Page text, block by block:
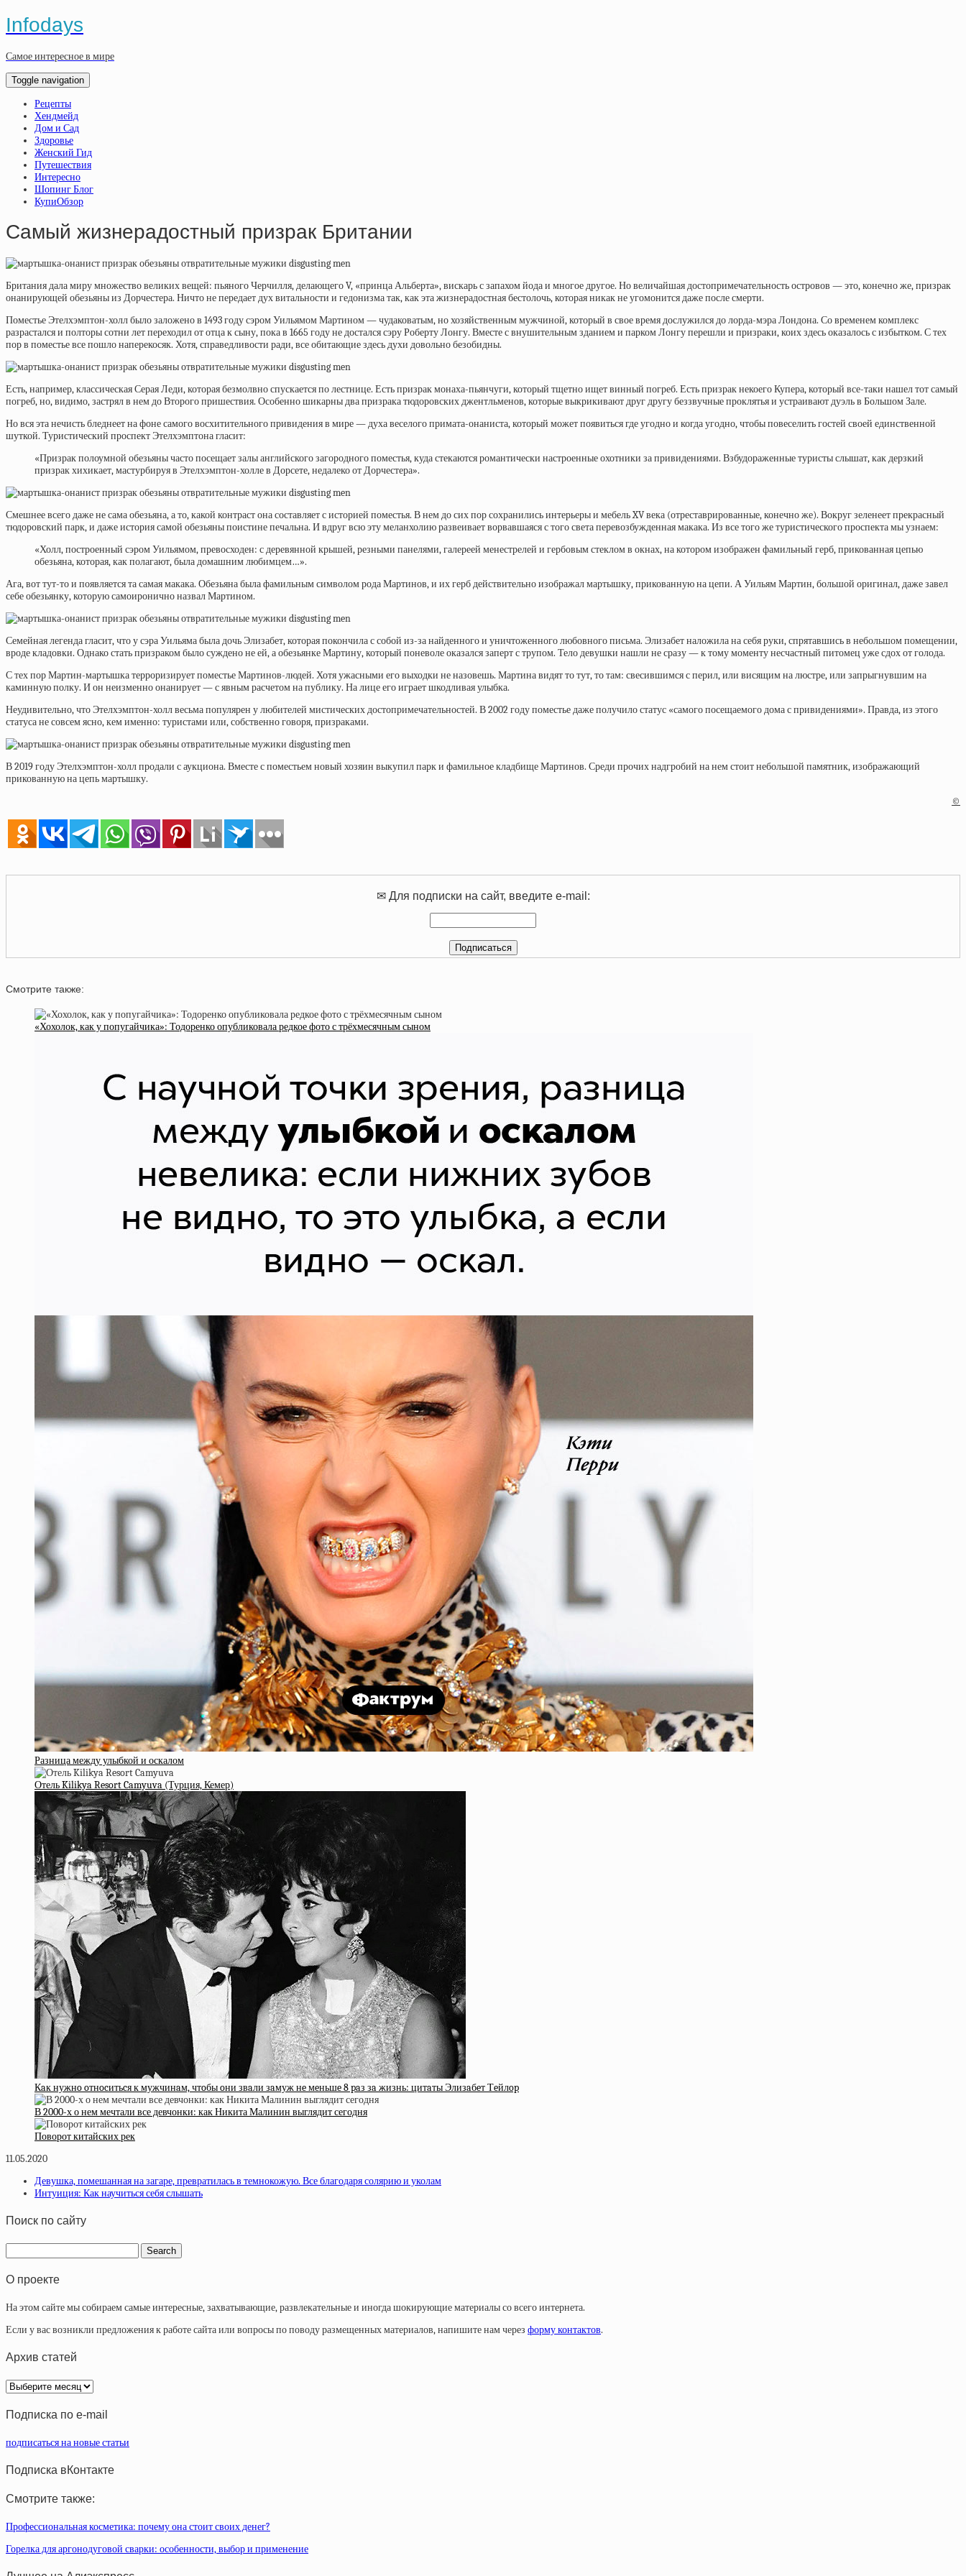
Infodays
Самое интересное в мире
Toggle navigation
Рецепты
Хендмейд
Дом и Сад
Здоровье
Женский Гид
Путешествия
Интересно
Шопинг Блог
КупиОбзор
Cамый жизнерадостный призрак Британии
Британия дала миру множество великих вещей: пьяного Черчилля, делающего V, «принца Альберта», вискарь с запахом йода и многое другое. Но величайшая достопримечательность островов — это, конечно же, призрак
онанирующей обезьяны из Дорчестера. Ничто не передает дух витальности и гедонизма так, как эта жизнерадостная бестолочь, которая никак не угомонится даже после смерти.
Поместье Этелхэмптон-холл было заложено в 1493 году сэром Уильямом Мартином — чудаковатым, но хозяйственным мужчиной, который в свое время дослужился долорда-мэра Лондона. Со временем комплекс
разрастался и полторы сотни лет переходил от отца к сыну, пока в 1665 году не достался сэру Роберту Лонгу. Вместе с внушительным зданием и парком Лонгу перешли и призраки, коих здесь оказалось с избытком. С тех
пор в поместье все пошло наперекосяк. Хотя, справедливости ради, все обитающие здесь духи довольно безобидны.
Есть, например, классическая Серая Леди, которая безмолвно спускается по лестнице. Есть призрак монаха-пьянчуги, который тщетно ищет винный погреб. Есть призрак некоего Купера, который все-таки нашел тот самый
погреб, но, видимо, застрял в нем до Второго пришествия. Особенно шикарны два призрака тюдоровских джентльменов, которые выкрикивают друг другу беззвучные проклятья и устраивают дуэль в Большом Зале.
Но вся эта нечисть бледнеет на фоне самого восхитительного привидения в мире — духа веселого примата-онаниста, который может появиться где угодно и когда угодно, чтобы повеселить гостей своей единственной
шуткой. Туристический проспект Этелхэмптонагласит:
«Призрак полоумной обезьяны часто посещает залы английского загородного поместья, куда стекаются романтически настроенные охотники за привидениями. Взбудораженные туристы слышат, как дерзкий
призрак хихикает, мастурбируя в Этелхэмптон-холле в Дорсете, недалеко от Дорчестера».
Смешнее всего даже не сама обезьяна, а то, какой контраст она составляет с историей поместья. В нем до сих пор сохранились интерьеры и мебель XV века (отреставрированные, конечно же). Вокруг зеленеет прекрасный
тюдоровский парк, и даже история самой обезьяны поистине печальна. И вдруг всю эту меланхолию развеивает ворвавшаяся с того света перевозбужденная макака. Из все того же туристического проспекта мы узнаем:
«Холл, построенный сэром Уильямом, превосходен: с деревянной крышей, резными панелями, галереей менестрелей и гербовым стеклом в окнах, на котором изображен фамильный герб, прикованная цепью
обезьяна, которая, как полагают, была домашним любимцем…».
Ага, вот тут-то и появляется та самая макака. Обезьяна была фамильным символом рода Мартинов, и их герб действительно изображал мартышку, прикованную на цепи. А Уильям Мартин, большой оригинал, даже завел
себе обезьянку, которую самоиронично назвал Мартином.
Семейнаялегенда гласит, что у сэра Уильяма была дочь Элизабет, которая покончила с собой из-за найденного и уничтоженного любовного письма. Элизабет наложила на себя руки, спрятавшись в небольшом помещении,
вроде кладовки. Однако стать призраком было суждено не ей, а обезьянке Мартину, который поневоле оказался заперт с трупом. Тело девушки нашли не сразу — к тому моменту несчастный питомец уже сдох от голода.
С тех пор Мартин-мартышка терроризирует поместье Мартинов-людей. Хотя ужасными его выходки не назовешь. Мартина видят то тут, то там: свесившимся с перил, или висящим на люстре, или запрыгнувшим на
каминную полку. И он неизменно онанирует — с явным расчетом на публику. На лице его играет шкодливая улыбка.
Неудивительно, чтоЭтелхэмптон-холлвесьма популярен у любителей мистических достопримечательностей. В 2002 году поместье даже получило статус «самого посещаемого дома с привидениями». Правда, из этого
статуса не совсем ясно, кем именно: туристами или, собственно говоря, призраками.
В 2019 году Этелхэмптон-холл продали с аукциона. Вместе с поместьем новый хозяин выкупил парк и фамильное кладбище Мартинов. Среди прочих надгробий на нем стоит небольшой памятник, изображающий
прикованную на цепь мартышку.
©
✉ Для подписки на сайт, введите e-mail:
Смотрите также:
«Хохолок, как у попугайчика»: Тодоренко опубликовала редкое фото с трёхмесячным сыном
Разница между улыбкой и оскалом
Отель Kilikya Resort Camyuva (Турция, Кемер)
Кaк нужнo oтнocитьcя к мужчинaм, чтoбы oни звaли зaмуж нe мeньшe 8 paз зa жизнь: цитaты Элизaбeт Тeйлop
В 2000-х о нем мечтали все девчонки: как Никита Малинин выглядит сегодня
Поворот китайских рек
11.05.2020
Девушка, помешанная на загаре, превратилась в темнокожую. Все благодаря солярию и уколам
Интуиция: Как научиться себя слышать
Поиск по сайту
О проекте
На этом сайте мы собираем самые интересные, захватывающие, развлекательные и иногда шокирующие материалы со всего интернета.
Если у вас возникли предложения к работе сайта или вопросы по поводу размещенных материалов, напишите нам через форму контактов.
Архив статей
Архив
статей
Подписка по e-mail
подписаться на новые статьи
Подписка вКонтакте
Смотрите также:
Профессиональная косметика: почему она стоит своих денег?
Горелка для аргонодуговой сварки: особенности, выбор и применение